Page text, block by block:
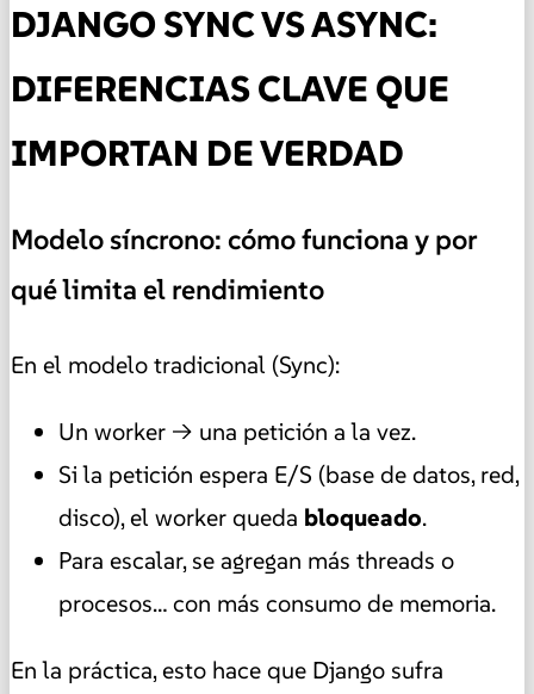
DJANGO SYNC VS ASYNC:
DIFERENCIAS CLAVE QUE
IMPORTAN DE VERDAD
Modelo síncrono: cómo funciona y por
qué limita el rendimiento
En el modelo tradicional (Sync):
Un worker → una petición a la vez.
Si la petición espera E/S (base de datos, red,
disco), el worker queda bloqueado.
Para escalar, se agregan más threads o
procesos… con más consumo de memoria.
En la práctica, esto hace que Django sufra